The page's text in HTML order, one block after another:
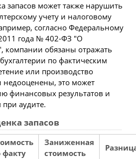
запасов может также нарушить
учету и налоговому
согласно Федеральному
года № 402-ФЗ "О
компании обязаны отражать
по фактическим
или производство
недооценены, это может
финансовых результатов и
аудите.
запасов
факту
Заниженная
стоимость